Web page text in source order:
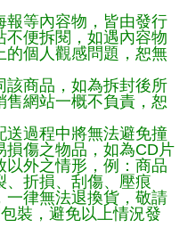
報等內容物，皆由發行
便拆閱，如遇內容物
的個人觀感問題，恕無
該商品，如為拆封後所
售網站一概不負責，恕
送過程中將無法避免撞
損傷之物品，如為CD片
外之情形，例：商品
、折損、刮傷、壓痕
一律無法退換貨，敬請
裝，避免以上情況發